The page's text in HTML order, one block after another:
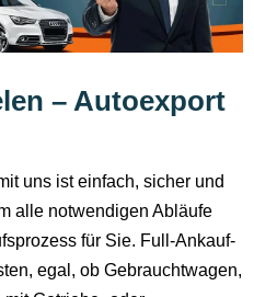
– Autoexport
uns ist einfach, sicher und
alle notwendigen Abläufe
für Sie. Full-Ankauf-
egal, ob Gebrauchtwagen,